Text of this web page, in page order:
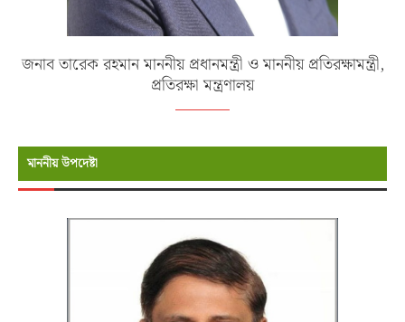
জনাব তারেক রহমান মাননীয় প্রধানমন্ত্রী ও মাননীয় প্রতিরক্ষামন্ত্রী,
প্রতিরক্ষা মন্ত্রণালয়
মাননীয় উপদেষ্টা